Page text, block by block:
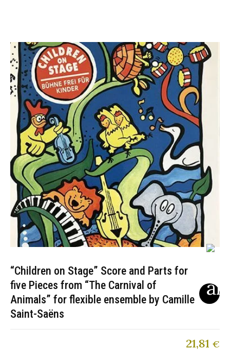
“Children on Stage” Score and Parts for
five Pieces from “The Carnival of
Animals” for flexible ensemble by Camille
Saint-Saëns
21,81 €